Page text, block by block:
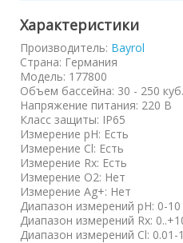
Характеристики
Производитель: Bayrol
Страна: Германия
Модель: 177800
Объем бассейна: 30 - 250
Напряжение питания: 220 В
Класс защиты: IP65
Измерение pH: Есть
Измерение Cl: Есть
Измерение Rx: Есть
Измерение O2: Нет
Измерение Ag+: Нет
Диапазон измерений pH: 0-10
Диапазон измерений Rx:
Диапазон измерений Cl: 0.01-